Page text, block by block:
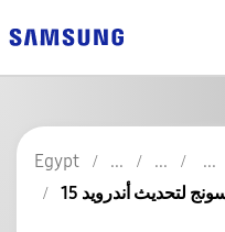
Egypt
لتحديث أندرويد 15